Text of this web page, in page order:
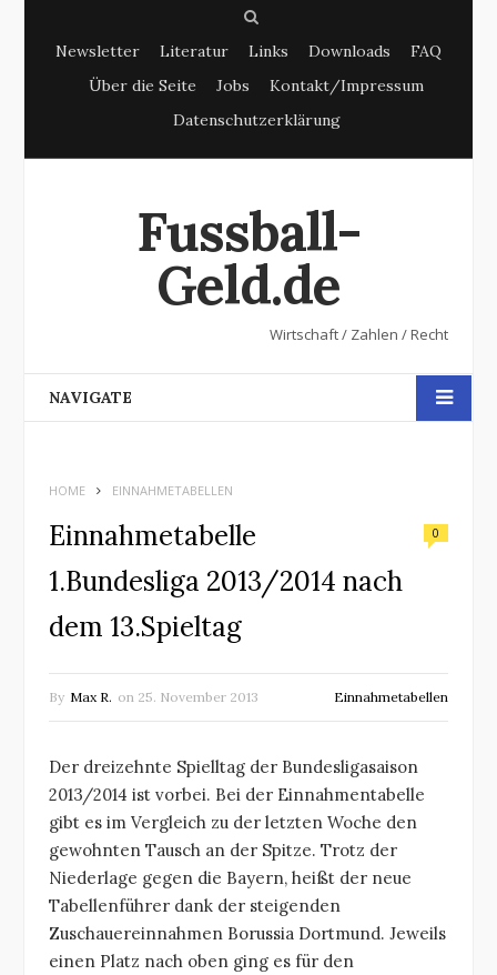
e
r
Newsletter Literatur Links Downloads
FAQ
Über die Seite
Jobs
Kontakt/Impressum
Datenschutzerklärung
Fussball-
Geld.de
Wirtschaft / Zahlen / Recht
NAVIGATE
HOME EINNAHMETABELLEN
Einnahmetabelle
1.Bundesliga 2013/2014 nach
dem 13.Spieltag
0
By Max R. on 25. November 2013 Einnahmetabellen
Der dreizehnte Spielltag der Bundesligasaison
2013/2014 ist vorbei. Bei der Einnahmentabelle
gibt es im Vergleich zu der letzten Woche den
gewohnten Tausch an der Spitze. Trotz der
Niederlage gegen die Bayern, heißt der neue
Tabellenführer dank der steigenden
Zuschauereinnahmen Borussia Dortmund. Jeweils
einen Platz nach oben ging es für den